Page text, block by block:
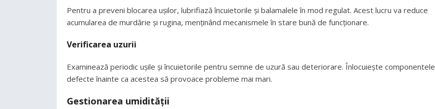
Pentru a preveni blocarea ușilor, lubrifiază încuietorile și balamalele în mod regulat. Acest lucru va reduce
acumularea de murdărie și rugina, menținând mecanismele în stare bună de funcționare.
Verificarea uzurii
Examinează periodic ușile și încuietorile pentru semne de uzură sau deteriorare. Înlocuiește componentele
defecte înainte ca acestea să provoace probleme mai mari.
Gestionarea umidității